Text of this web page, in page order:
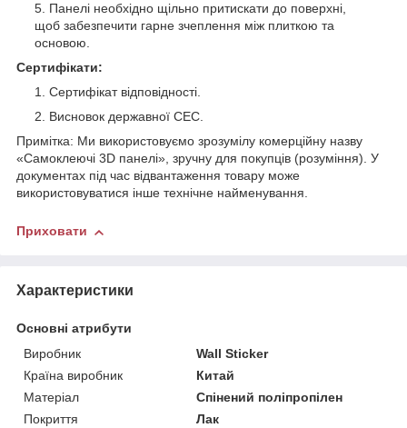
Панелі необхідно щільно притискати до поверхні,
щоб забезпечити гарне зчеплення між плиткою та
основою.
Сертифікати:
Сертифікат відповідності.
Висновок державної СЕС.
Примітка: Ми використовуємо зрозумілу комерційну назву
«Самоклеючі 3D панелі», зручну для покупців (розуміння). У
документах під час відвантаження товару може
використовуватися інше технічне найменування.
Приховати
Характеристики
Основні атрибути
Виробник
Wall Sticker
Країна виробник
Китай
Матеріал
Спінений поліпропілен
Покриття
Лак